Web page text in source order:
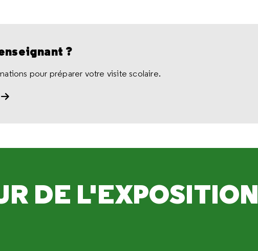
?
pour préparer votre visite scolaire.
DE L'EXPOSITION